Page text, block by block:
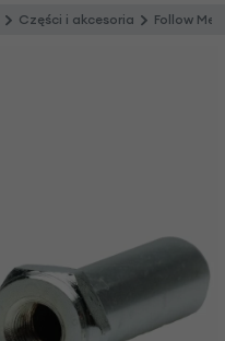
Części i akcesoria Follow Me zakończenie